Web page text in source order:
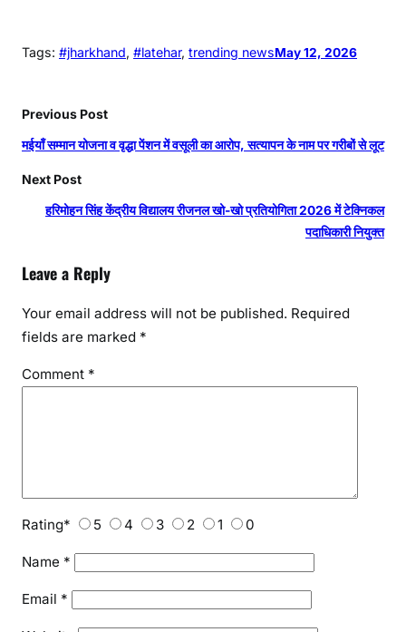
Tags: #jharkhand, #latehar, trending newsMay 12, 2026
Previous Post
मईयाँ सम्मान योजना व वृद्धा पेंशन में वसूली का आरोप, सत्यापन के नाम पर गरीबों से लूट
Next Post
हरिमोहन सिंह केंद्रीय विद्यालय रीजनल खो-खो प्रतियोगिता 2026 में टेक्निकल
पदाधिकारी नियुक्त
Leave a Reply
Your email address will not be published. Required
fields are marked *
Comment *
Rating* 5 4 3 2 1 0
Name *
Email *